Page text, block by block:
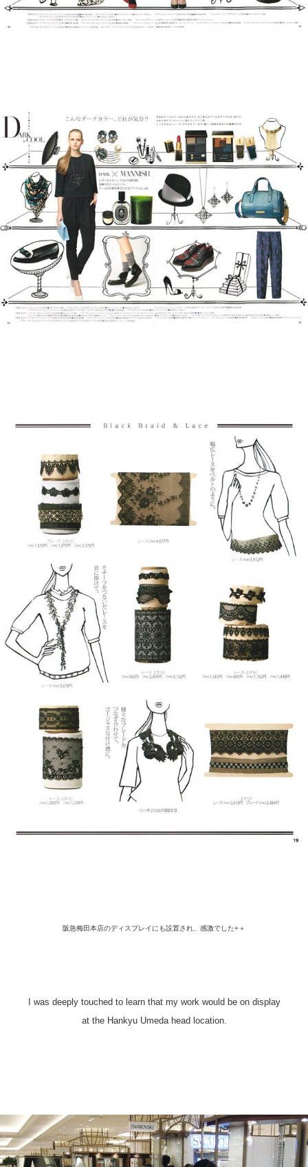
阪急梅田本店のディスプレイにも設置され、感激でした+＋
I was deeply touched to learn that my work would be on display
at the Hankyu Umeda head location.